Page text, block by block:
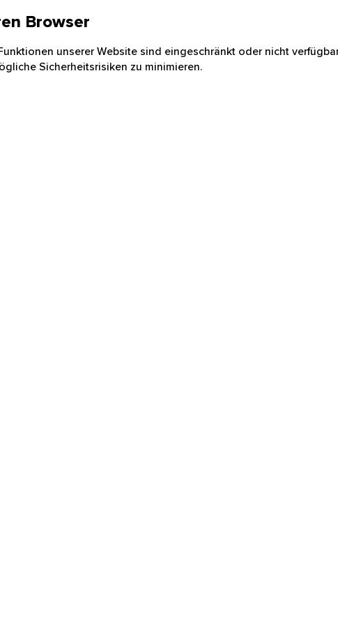
Browser
unserer Website sind eingeschränkt oder nicht
Sicherheitsrisiken zu minimieren.